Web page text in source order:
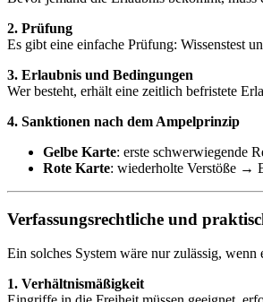
2. Prüfung
Es gibt eine einfache Prüfung: Wissenstest
3. Erlaubnis und Bedingungen
Wer besteht, erhält eine zeitlich befristete
4. Sanktionen nach dem Ampelprinzip
Gelbe Karte: erste schwerwiegende
Rote Karte: wiederholte Verstöße →
Verfassungsrechtliche und
Ein solches System wäre nur zulässig, wenn
1. Verhältnismäßigkeit